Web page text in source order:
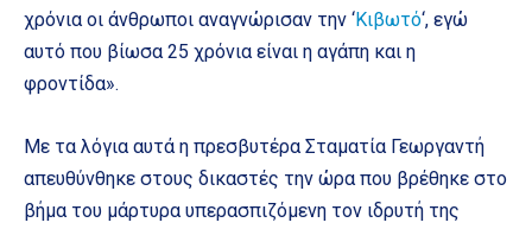
χρόνια οι άνθρωποι αναγνώρισαν την ‘Κιβωτό‘, εγώ
αυτό που βίωσα 25 χρόνια είναι η αγάπη και η
φροντίδα».
Με τα λόγια αυτά η πρεσβυτέρα Σταματία Γεωργαντή
απευθύνθηκε στους δικαστές την ώρα που βρέθηκε στο
βήμα του μάρτυρα υπερασπιζόμενη τον ιδρυτή της